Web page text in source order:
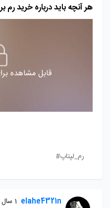
هر آنچه باید درباره خرید رم
قابل مشاهده
رم_لپتاپ#
elahe4321n 1 سال پیش